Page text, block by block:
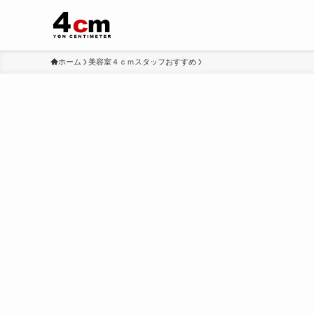
ホーム 美容室４ｃｍスタッフおすすめ